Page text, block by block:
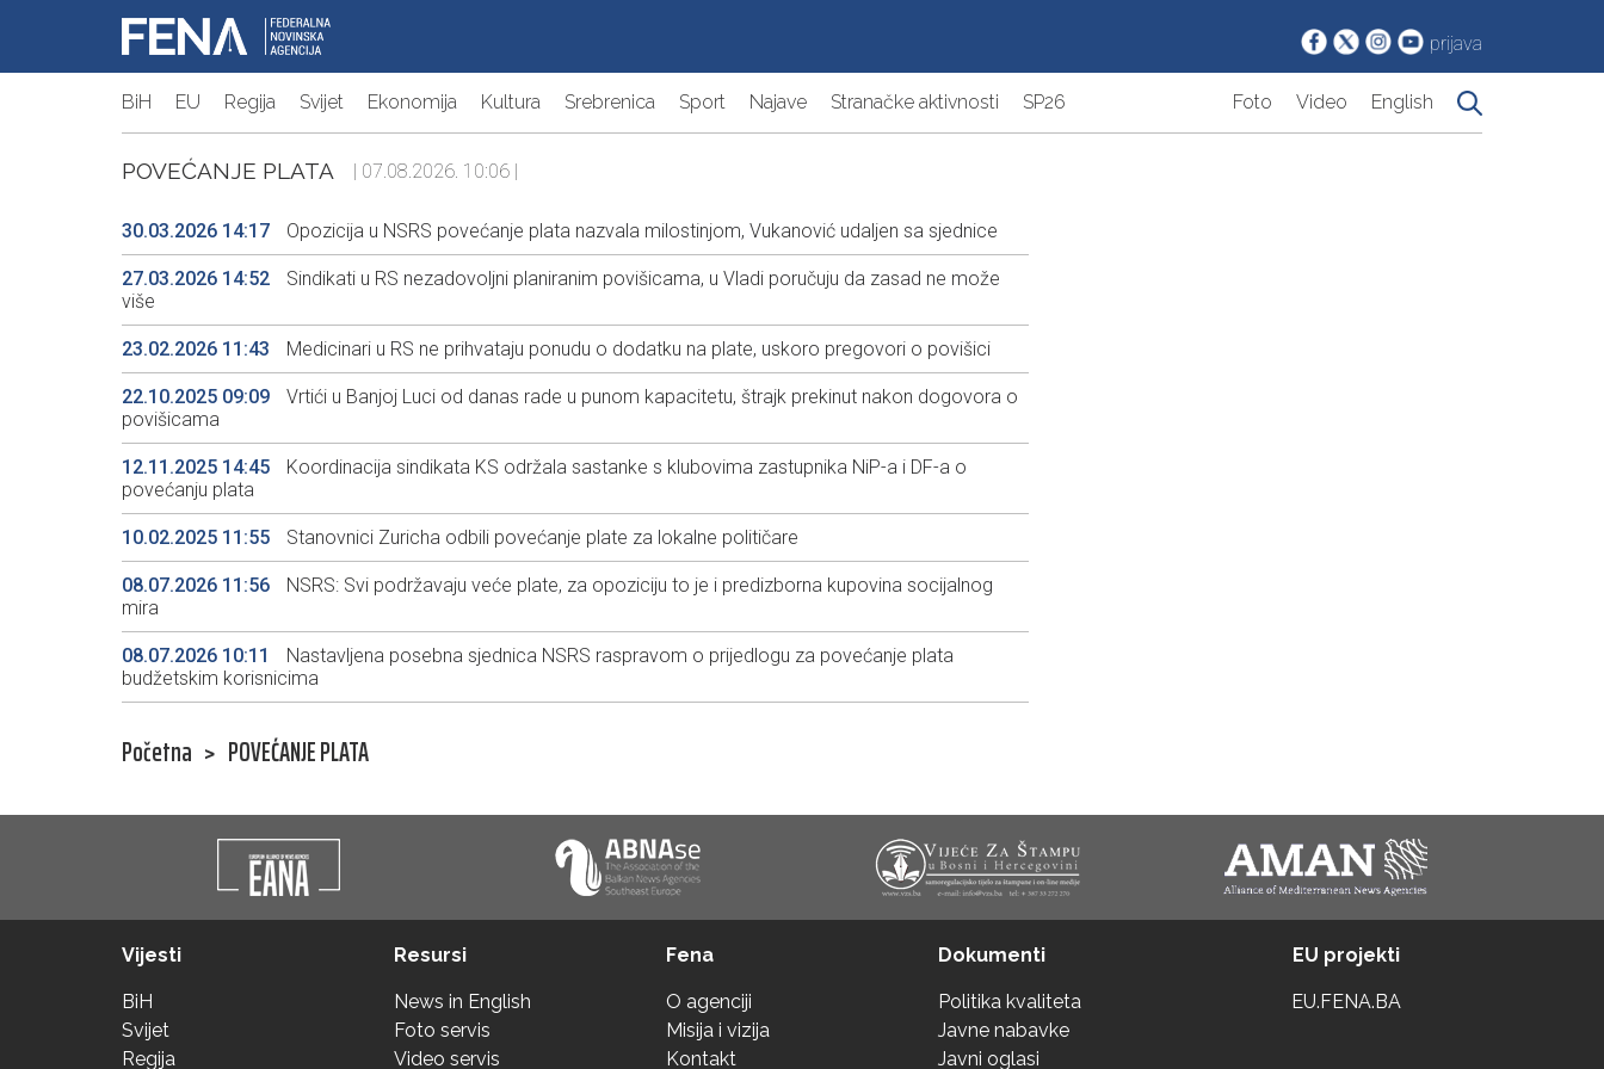
prijava
BiH EU Regija Svijet Ekonomija Kultura Srebrenica Sport Najave Stranačke aktivnosti SP26 Foto Video English
POVEĆANJE PLATA | 07.08.2026. 10:06 |
30.03.2026 14:17 Opozicija u NSRS povećanje plata nazvala milostinjom, Vukanović udaljen sa sjednice
27.03.2026 14:52
Sindikati u RS nezadovoljni planiranim povišicama, u Vladi poručuju da zasad ne može
više
23.02.2026 11:43 Medicinari u RS ne prihvataju ponudu o dodatku na plate, uskoro pregovori o povišici
22.10.2025 09:09
Vrtići u Banjoj Luci od danas rade u punom kapacitetu, štrajk prekinut nakon dogovora o
povišicama
12.11.2025 14:45
Koordinacija sindikata KS održala sastanke s klubovima zastupnika NiP-a i DF-a o
povećanju plata
10.02.2025 11:55 Stanovnici Zuricha odbili povećanje plate za lokalne političare
08.07.2026 11:56
NSRS: Svi podržavaju veće plate, za opoziciju to je i predizborna kupovina socijalnog
mira
08.07.2026 10:11
Nastavljena posebna sjednica NSRS raspravom o prijedlogu za povećanje plata
budžetskim korisnicima
Početna > POVEĆANJE PLATA
Vijesti
BiH
Svijet
Regija
Resursi
News in English
Foto servis
Video servis
Fena
O agenciji
Misija i vizija
Kontakt
Dokumenti
Politika kvaliteta
Javne nabavke
Javni oglasi
EU projekti
EU.FENA.BA